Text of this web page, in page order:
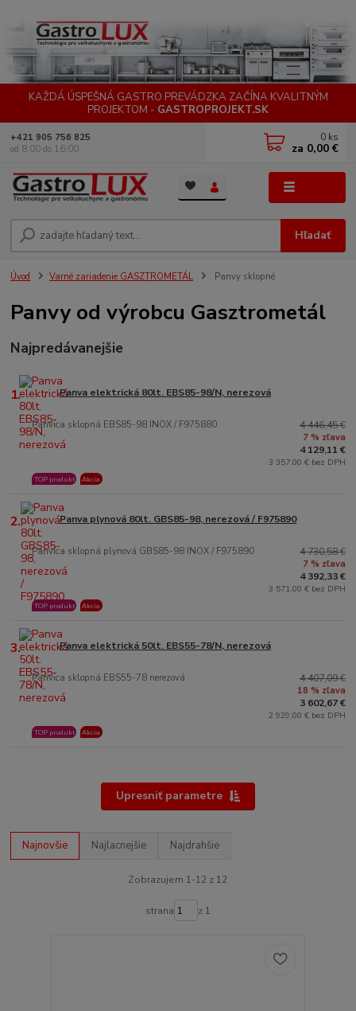
KAŽDÁ ÚSPEŠNÁ GASTRO PREVÁDZKA ZAČÍNA KVALITNÝM
PROJEKTOM - GASTROPROJEKT.SK
Hľadať
+421 905 756 825
od 8:00 do 16:00
0 ks
za 0,00 €
Úvod Varné zariadenie GASZTROMETÁL Panvy sklopné
Panvy od výrobcu Gasztrometál
Najpredávanejšie
1. Panva elektrická 80lt. EBS85-98/N, nerezová
Panvica sklopná EBS85-98 INOX / F975880
TOP produkt Akcia
4 446,45 €
7 % zľava
4 129,11 €
3 357,00 € bez DPH
2. Panva plynová 80lt. GBS85-98, nerezová / F975890
Panvica sklopná plynová GBS85-98 INOX / F975890
TOP produkt Akcia
4 730,58 €
7 % zľava
4 392,33 €
3 571,00 € bez DPH
3. Panva elektrická 50lt. EBS55-78/N, nerezová
Panvica sklopná EBS55-78 nerezová
TOP produkt Akcia
4 407,09 €
18 % zľava
3 602,67 €
2 929,00 € bez DPH
Upresniť parametre
Najnovšie Najlacnejšie Najdrahšie
Zobrazujem 1-12 z 12
strana z 1